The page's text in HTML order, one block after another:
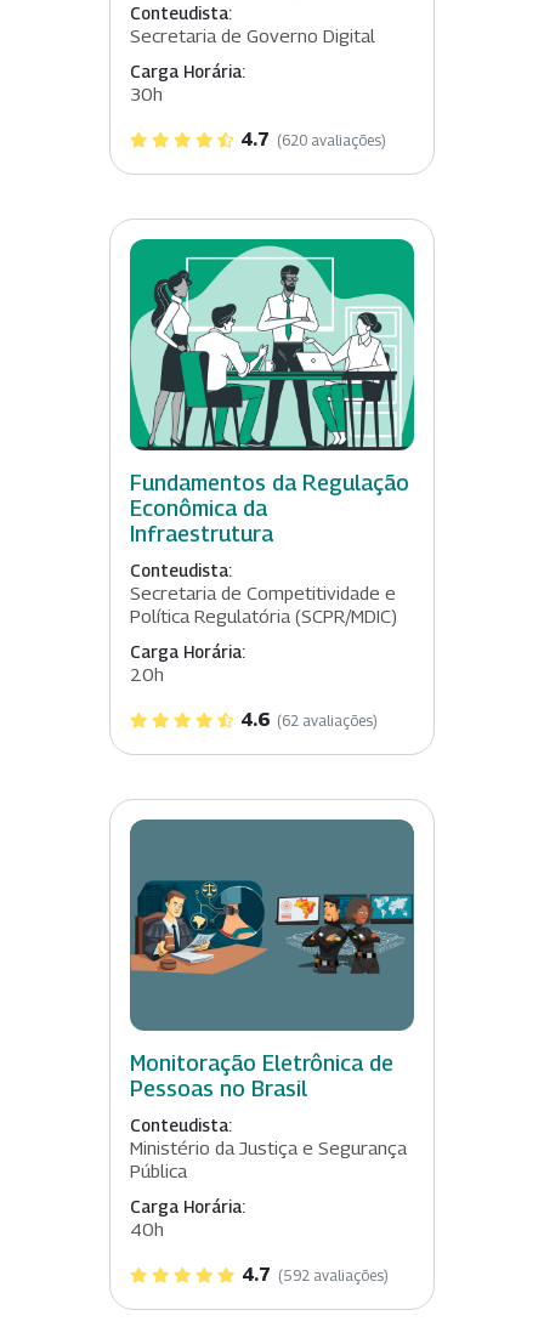
Conteudista:
Secretaria de Governo Digital
Carga Horária:
30h
4.7 (620 avaliações)
Fundamentos da Regulação
Econômica da
Infraestrutura
Conteudista:
Secretaria de Competitividade e
Política Regulatória (SCPR/MDIC)
Carga Horária:
20h
4.6 (62 avaliações)
Monitoração Eletrônica de
Pessoas no Brasil
Conteudista:
Ministério da Justiça e Segurança
Pública
Carga Horária:
40h
4.7 (592 avaliações)